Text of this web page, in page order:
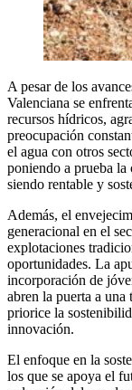
A pesar de los
Valenciana se
recursos hídricos,
preocupación
el agua con otros
poniendo a prueba la
siendo rentable y
Además, el
generacional en el
explotaciones
oportunidades. La
incorporación de
abren la puerta a
priorice la
innovación.
El enfoque en la
los que se apoya el